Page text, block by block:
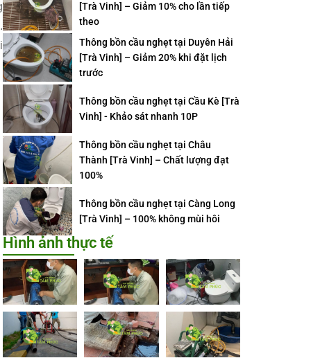
[Trà Vinh] – Giảm 10% cho lần tiếp
theo
Thông bồn cầu nghẹt tại Duyên Hải
[Trà Vinh] – Giảm 20% khi đặt lịch
trước
Thông bồn cầu nghẹt tại Cầu Kè [Trà
Vinh] - Khảo sát nhanh 10P
Thông bồn cầu nghẹt tại Châu
Thành [Trà Vinh] – Chất lượng đạt
100%
Thông bồn cầu nghẹt tại Càng Long
[Trà Vinh] – 100% không mùi hôi
Hình ảnh thực tế